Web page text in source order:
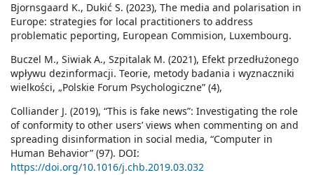
Bjornsgaard K., Dukić S. (2023), The media and polarisation in
Europe: strategies for local practitioners to address
problematic peporting, European Commision, Luxembourg.
Buczel M., Siwiak A., Szpitalak M. (2021), Efekt przedłużonego
wpływu dezinformacji. Teorie, metody badania i wyznaczniki
wielkości, „Polskie Forum Psychologiczne” (4),
Colliander J. (2019), “This is fake news”: Investigating the role
of conformity to other users’ views when commenting on and
spreading disinformation in social media, “Computer in
Human Behavior” (97). DOI:
https://doi.org/10.1016/j.chb.2019.03.032